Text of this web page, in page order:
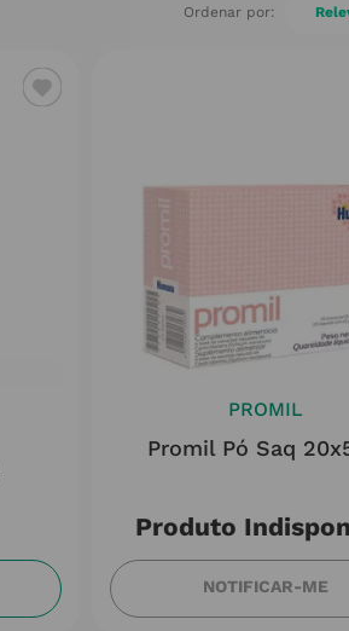
PROMIL
Promil Pó Saq
Produto
NOTIFICAR-ME